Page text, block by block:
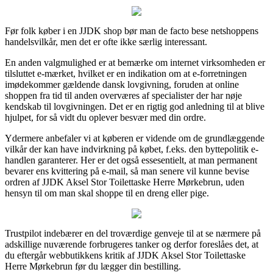
Før folk køber i en JJDK shop bør man de facto bese netshoppens
handelsvilkår, men det er ofte ikke særlig interessant.
En anden valgmulighed er at bemærke om internet virksomheden er
tilsluttet e-mærket, hvilket er en indikation om at e-forretningen
imødekommer gældende dansk lovgivning, foruden at online
shoppen fra tid til anden overværes af specialister der har nøje
kendskab til lovgivningen. Det er en rigtig god anledning til at blive
hjulpet, for så vidt du oplever besvær med din ordre.
Ydermere anbefaler vi at køberen er vidende om de grundlæggende
vilkår der kan have indvirkning på købet, f.eks. den byttepolitik e-
handlen garanterer. Her er det også essesentielt, at man permanent
bevarer ens kvittering på e-mail, så man senere vil kunne bevise
ordren af JJDK Aksel Stor Toilettaske Herre Mørkebrun, uden
hensyn til om man skal shoppe til en dreng eller pige.
Trustpilot indebærer en del troværdige genveje til at se nærmere på
adskillige nuværende forbrugeres tanker og derfor foreslåes det, at
du eftergår webbutikkens kritik af JJDK Aksel Stor Toilettaske
Herre Mørkebrun før du lægger din bestilling.